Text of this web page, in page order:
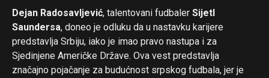
Dejan Radosavljević, talentovani fudbaler Sijetl
Saundersa, doneo je odluku da u nastavku karijere
predstavlja Srbiju, iako je imao pravo nastupa i za
Sjedinjene Američke Države. Ova vest predstavlja
značajno pojačanje za budućnost srpskog fudbala, jer je